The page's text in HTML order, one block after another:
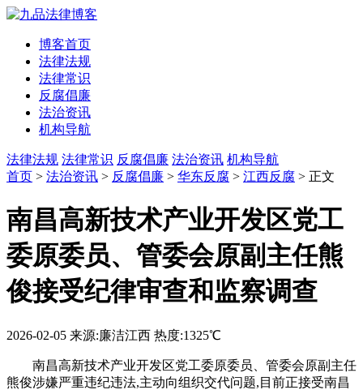
博客首页
法律法规
法律常识
反腐倡廉
法治资讯
机构导航
法律法规 法律常识 反腐倡廉 法治资讯 机构导航
首页 > 法治资讯 > 反腐倡廉 > 华东反腐 > 江西反腐 > 正文
南昌高新技术产业开发区党工
委原委员、管委会原副主任熊
俊接受纪律审查和监察调查
2026-02-05 来源:廉洁江西 热度:1325℃
南昌高新技术产业开发区党工委原委员、管委会原副主任
熊俊涉嫌严重违纪违法,主动向组织交代问题,目前正接受南昌